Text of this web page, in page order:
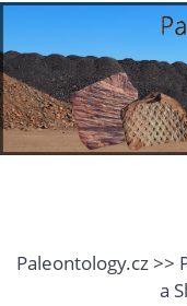
Paleontology.cz >>
a